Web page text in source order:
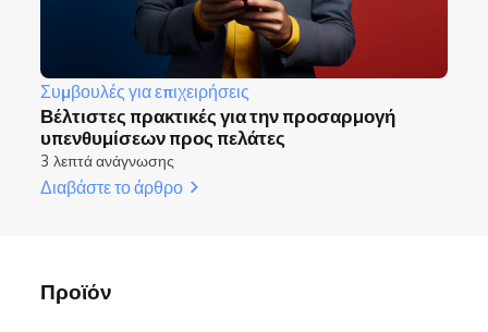
Συμβουλές για επιχειρήσεις
Βέλτιστες πρακτικές για την προσαρμογή
υπενθυμίσεων προς πελάτες
3 λεπτά ανάγνωσης
Διαβάστε το άρθρο
Προϊόν